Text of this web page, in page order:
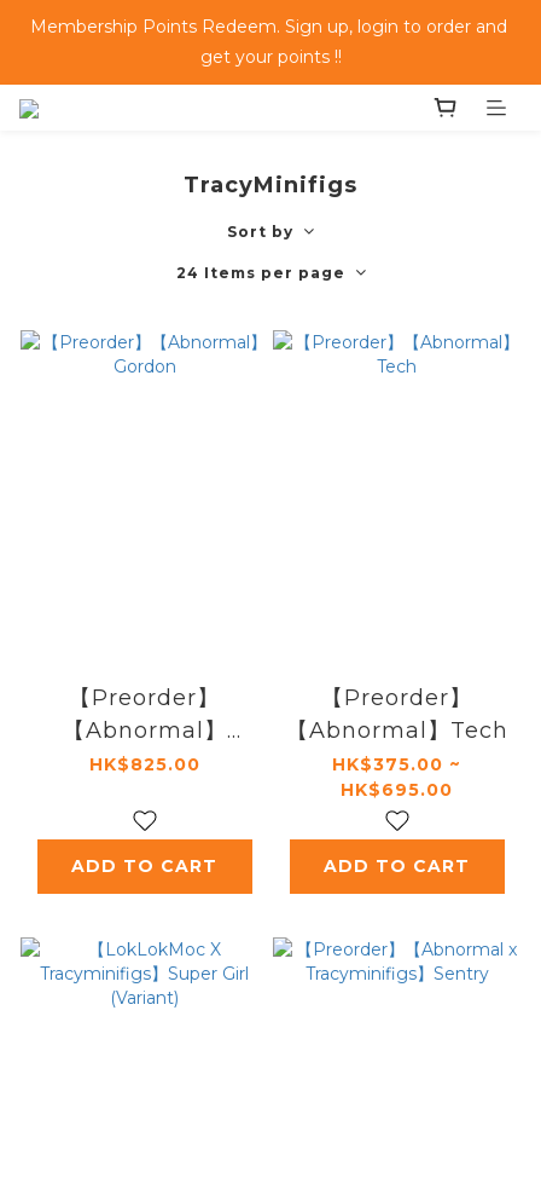
Membership Points Redeem. Sign up, login to order and
get your points !!
TracyMinifigs
Sort by
24 Items per page
【Preorder】
【Abnormal】
Gordon
HK$825.00
ADD TO CART
【Preorder】
【Abnormal】Tech
HK$375.00 ~
HK$695.00
ADD TO CART